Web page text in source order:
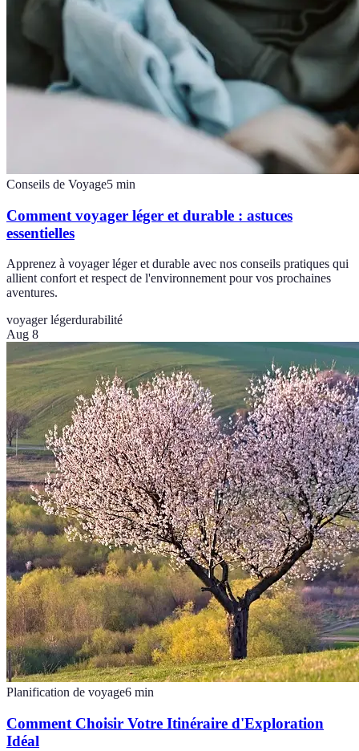
Conseils de Voyage5 min
Comment voyager léger et durable : astuces
essentielles
Apprenez à voyager léger et durable avec nos conseils pratiques qui
allient confort et respect de l'environnement pour vos prochaines
aventures.
voyager légerdurabilité
Aug 8
Planification de voyage6 min
Comment Choisir Votre Itinéraire d'Exploration
Idéal